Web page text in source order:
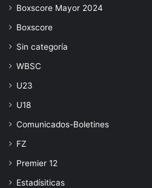
Boxscore Mayor 2024
Boxscore
Sin categoría
WBSC
U23
U18
Comunicados-Boletines
FZ
Premier 12
Estadísiticas